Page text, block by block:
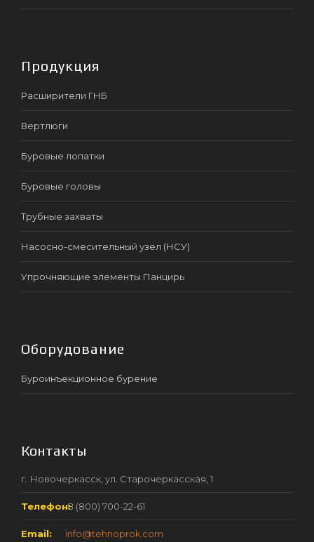
Продукция
Расширители ГНБ
Вертлюги
Буровые лопатки
Буровые головы
Трубные захваты
Насосно-смесительный узел (НСУ)
Упрочняющие элементы Панцирь
Оборудование
Буроинъекционное бурение
Контакты
г. Новочеркасск, ул. Старочеркасская, 1
Телефон:8 (800) 700-22-61
Email: info@tehnoprok.com